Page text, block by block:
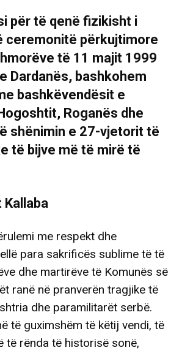
për të qenë fizikisht i
ceremonitë përkujtimore
të 11 majit 1999
Dardanës, bashkohem
bashkëvendësit e
Roganës dhe
shënimin e 27-vjetorit të
të bijve më të mirë të
Kallaba
me respekt dhe
para sakrificës sublime të të
dhe martirëve të Komunës së
ranë në pranverën tragjike të
dhe paramilitarët serbë.
të guximshëm të këtij vendi, të
të rënda të historisë sonë,